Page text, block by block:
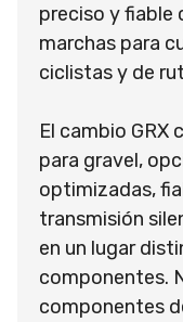
preciso y fiable
marchas para
ciclistas y de
El cambio GRX
para gravel,
optimizadas,
transmisión
en un lugar
componentes.
componentes